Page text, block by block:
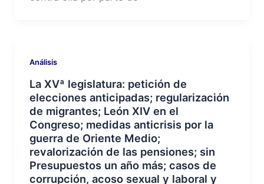
Análisis
La XVª legislatura: petición de
elecciones anticipadas; regularización
de migrantes; León XIV en el
Congreso; medidas anticrisis por la
guerra de Oriente Medio;
revalorización de las pensiones; sin
Presupuestos un año más; casos de
corrupción, acoso sexual y laboral y